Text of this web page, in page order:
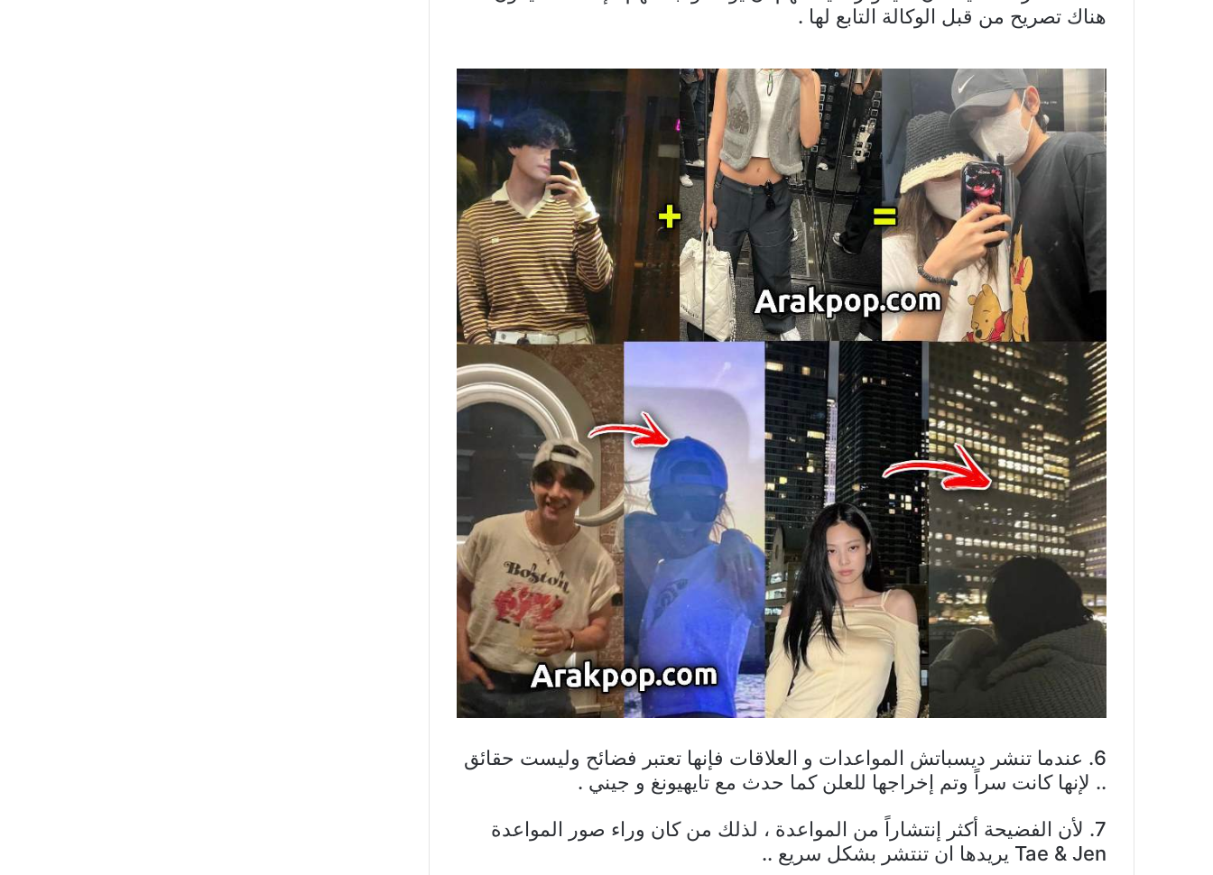
هناك تصريح من قبل الوكالة التابع لها .
6. عندما تنشر ديسباتش المواعدات و العلاقات فإنها تعتبر فضائح وليست حقائق
.. لإنها كانت سراً وتم إخراجها للعلن كما حدث مع تايهيونغ و جيني .
7. لأن الفضيحة أكثر إنتشاراً من المواعدة ، لذلك من كان وراء صور المواعدة
Tae & Jen يريدها ان تنتشر بشكل سريع ..